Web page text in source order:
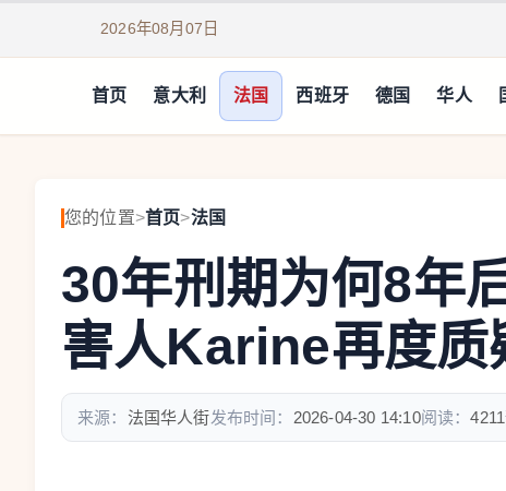
2026年08月07日
首页 意大利 法国 西班牙 德国 华人
您的位置>首页>法国
30年刑期为何8年
害人Karine再度质
来源： 法国华人街发布时间： 2026-04-30 14:10阅读：4211